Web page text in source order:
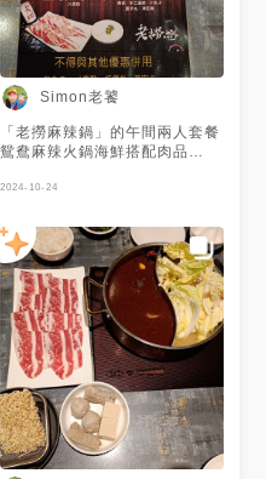
Simon老饕
「老撈麻辣鍋」的午間兩人套餐
鴛鴦麻辣火鍋海鮮搭配肉品
台北市 #中山區 #老撈麻辣鍋
2024-10-24